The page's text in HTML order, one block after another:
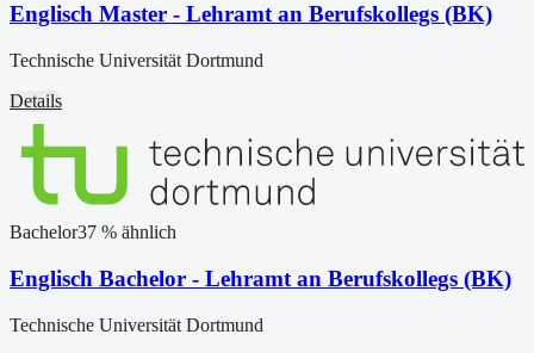
Englisch Master - Lehramt an Berufskollegs (BK)
Technische Universität Dortmund
Details
Bachelor37 % ähnlich
Englisch Bachelor - Lehramt an Berufskollegs (BK)
Technische Universität Dortmund